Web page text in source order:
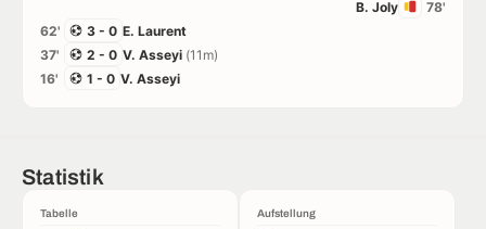
78'
B. Joly
62'
3 - 0 E. Laurent
37'
2 - 0 V. Asseyi (11m)
16'
1 - 0 V. Asseyi
Statistik
Tabelle Aufstellung